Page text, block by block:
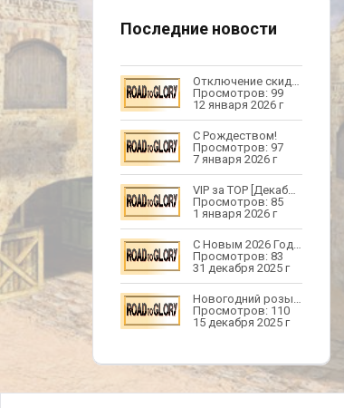
Последние новости
Отключение скидок и фиксы
Просмотров: 99
12 января 2026 г
С Рождеством!
Просмотров: 97
7 января 2026 г
VIP за TOP [Декабрь], Новогоднее обновление
Просмотров: 85
1 января 2026 г
С Новым 2026 Годом!
Просмотров: 83
31 декабря 2025 г
Новогодний розыгрыш
Просмотров: 110
15 декабря 2025 г